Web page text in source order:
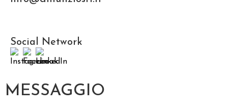
Social Network
MESSAGGIO